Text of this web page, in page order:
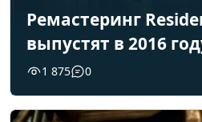
Ремастеринг
выпустят в 2016
1 875 0